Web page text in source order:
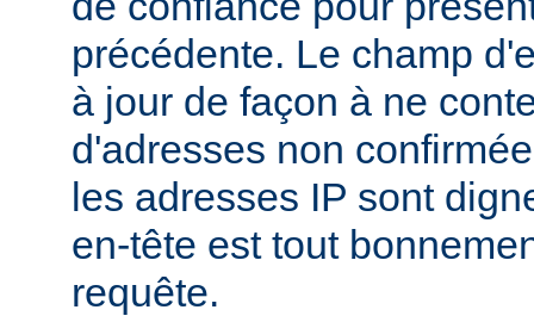
précédente. Le champ
à jour de façon à ne
d'adresses non
les adresses IP sont
en-tête est tout
requête.